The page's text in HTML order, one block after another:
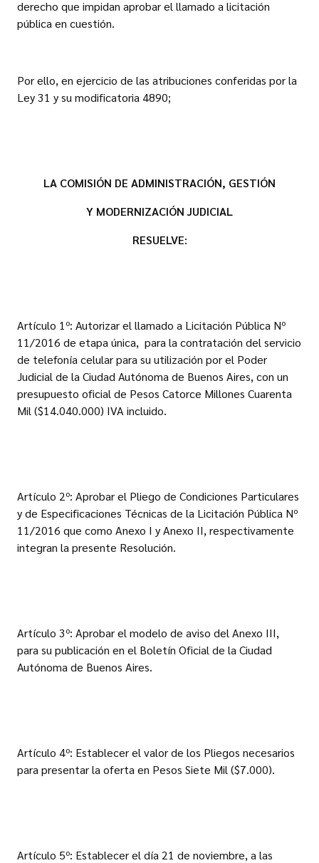
derecho que impidan aprobar el llamado a licitación
pública en cuestión.
Por ello, en ejercicio de las atribuciones conferidas por la
Ley 31 y su modificatoria 4890;
LA COMISIÓN DE ADMINISTRACIÓN, GESTIÓN
Y MODERNIZACIÓN JUDICIAL
RESUELVE:
Artículo 1º: Autorizar el llamado a Licitación Pública Nº
11/2016 de etapa única, para la contratación del servicio
de telefonía celular para su utilización por el Poder
Judicial de la Ciudad Autónoma de Buenos Aires, con un
presupuesto oficial de Pesos Catorce Millones Cuarenta
Mil ($14.040.000) IVA incluido.
Artículo 2º: Aprobar el Pliego de Condiciones Particulares
y de Especificaciones Técnicas de la Licitación Pública Nº
11/2016 que como Anexo I y Anexo II, respectivamente
integran la presente Resolución.
Artículo 3º: Aprobar el modelo de aviso del Anexo III,
para su publicación en el Boletín Oficial de la Ciudad
Autónoma de Buenos Aires.
Artículo 4º: Establecer el valor de los Pliegos necesarios
para presentar la oferta en Pesos Siete Mil ($7.000).
Artículo 5º: Establecer el día 21 de noviembre, a las